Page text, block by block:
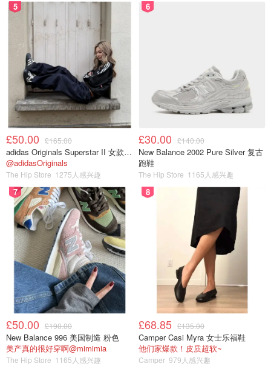
属于植物性来源成分，极温和、不易刺激，保湿效果比第三
代更强，在代谢角质、疏通毛囊、保湿和抗氧化之外，麦芽
糖酸还具有美白的效果。
5
£50.00 £165.00
adidas Originals Superstar II 女款串珠休闲鞋 黑色
@adidasOriginals
The Hip Store 1275人感兴趣
6
£30.00 £140.00
New Balance 2002 Pure Silver 复古
跑鞋
The Hip Store 1165人感兴趣
7
£50.00 £190.00
New Balance 996 美国制造 粉色
美产真的很好穿啊@mimimia
The Hip Store 1165人感兴趣
8
£68.85 £135.00
Camper Casi Myra 女士乐福鞋
他们家爆款！皮质超软~
Camper 979人感兴趣